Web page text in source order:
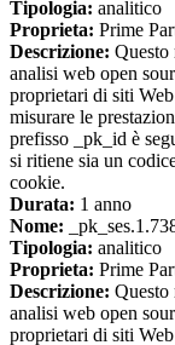
Tipologia: analitico
Proprieta: Prime
Descrizione: Questo
analisi web open
proprietari di siti
misurare le
prefisso _pk_id è
si ritiene sia un
cookie.
Durata: 1 anno
Nome:
Tipologia: analitico
Proprieta: Prime
Descrizione: Questo
analisi web open
proprietari di siti